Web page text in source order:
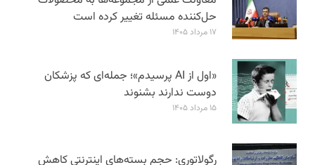
حل‌کننده مسئله تغییر کرده است
۱۷ مرداد ۱۴۰۵
«اول از AI پرسیدم»؛ جمله‌ای که پزشکان
دوست ندارند بشنوند
۱۵ مرداد ۱۴۰۵
رگولاتوری: حجم بسته‌های اینترنتی کاهش